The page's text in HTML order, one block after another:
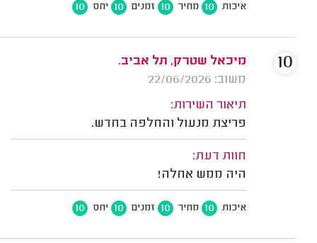
איכות 10 מחיר 10 זמנים 10 יחס 10
מיכאל שטרק, תל אביב.
משוב: 22/06/2026
תיאור השירות:
פריצת מנעול והחלפה בחדש.
חוות דעת:
היה ממש אחלה!
איכות 10 מחיר 10 זמנים 10 יחס 10
10